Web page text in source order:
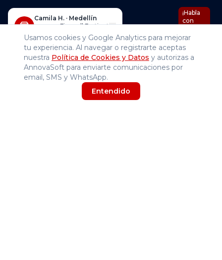
Empresa
Inicio
Tienda
Nosotros
¡Habla
con
IA!
Camila H. · Medellín
Compró Firewall Fortinet
minutos ✓
Usamos cookies y Google Analytics para mejorar
tu experiencia. Al navegar o registrarte aceptas
nuestra Política de Cookies y Datos y autorizas a
AnnovaSoft para enviarte comunicaciones por
email, SMS y WhatsApp.
Entendido